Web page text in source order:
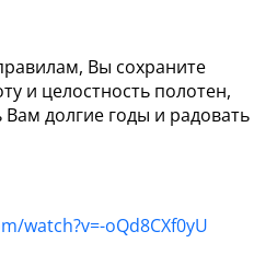
Вы сохраните
и целостность полотен,
Вам долгие годы и радовать
watch?v=-oQd8CXf0yU